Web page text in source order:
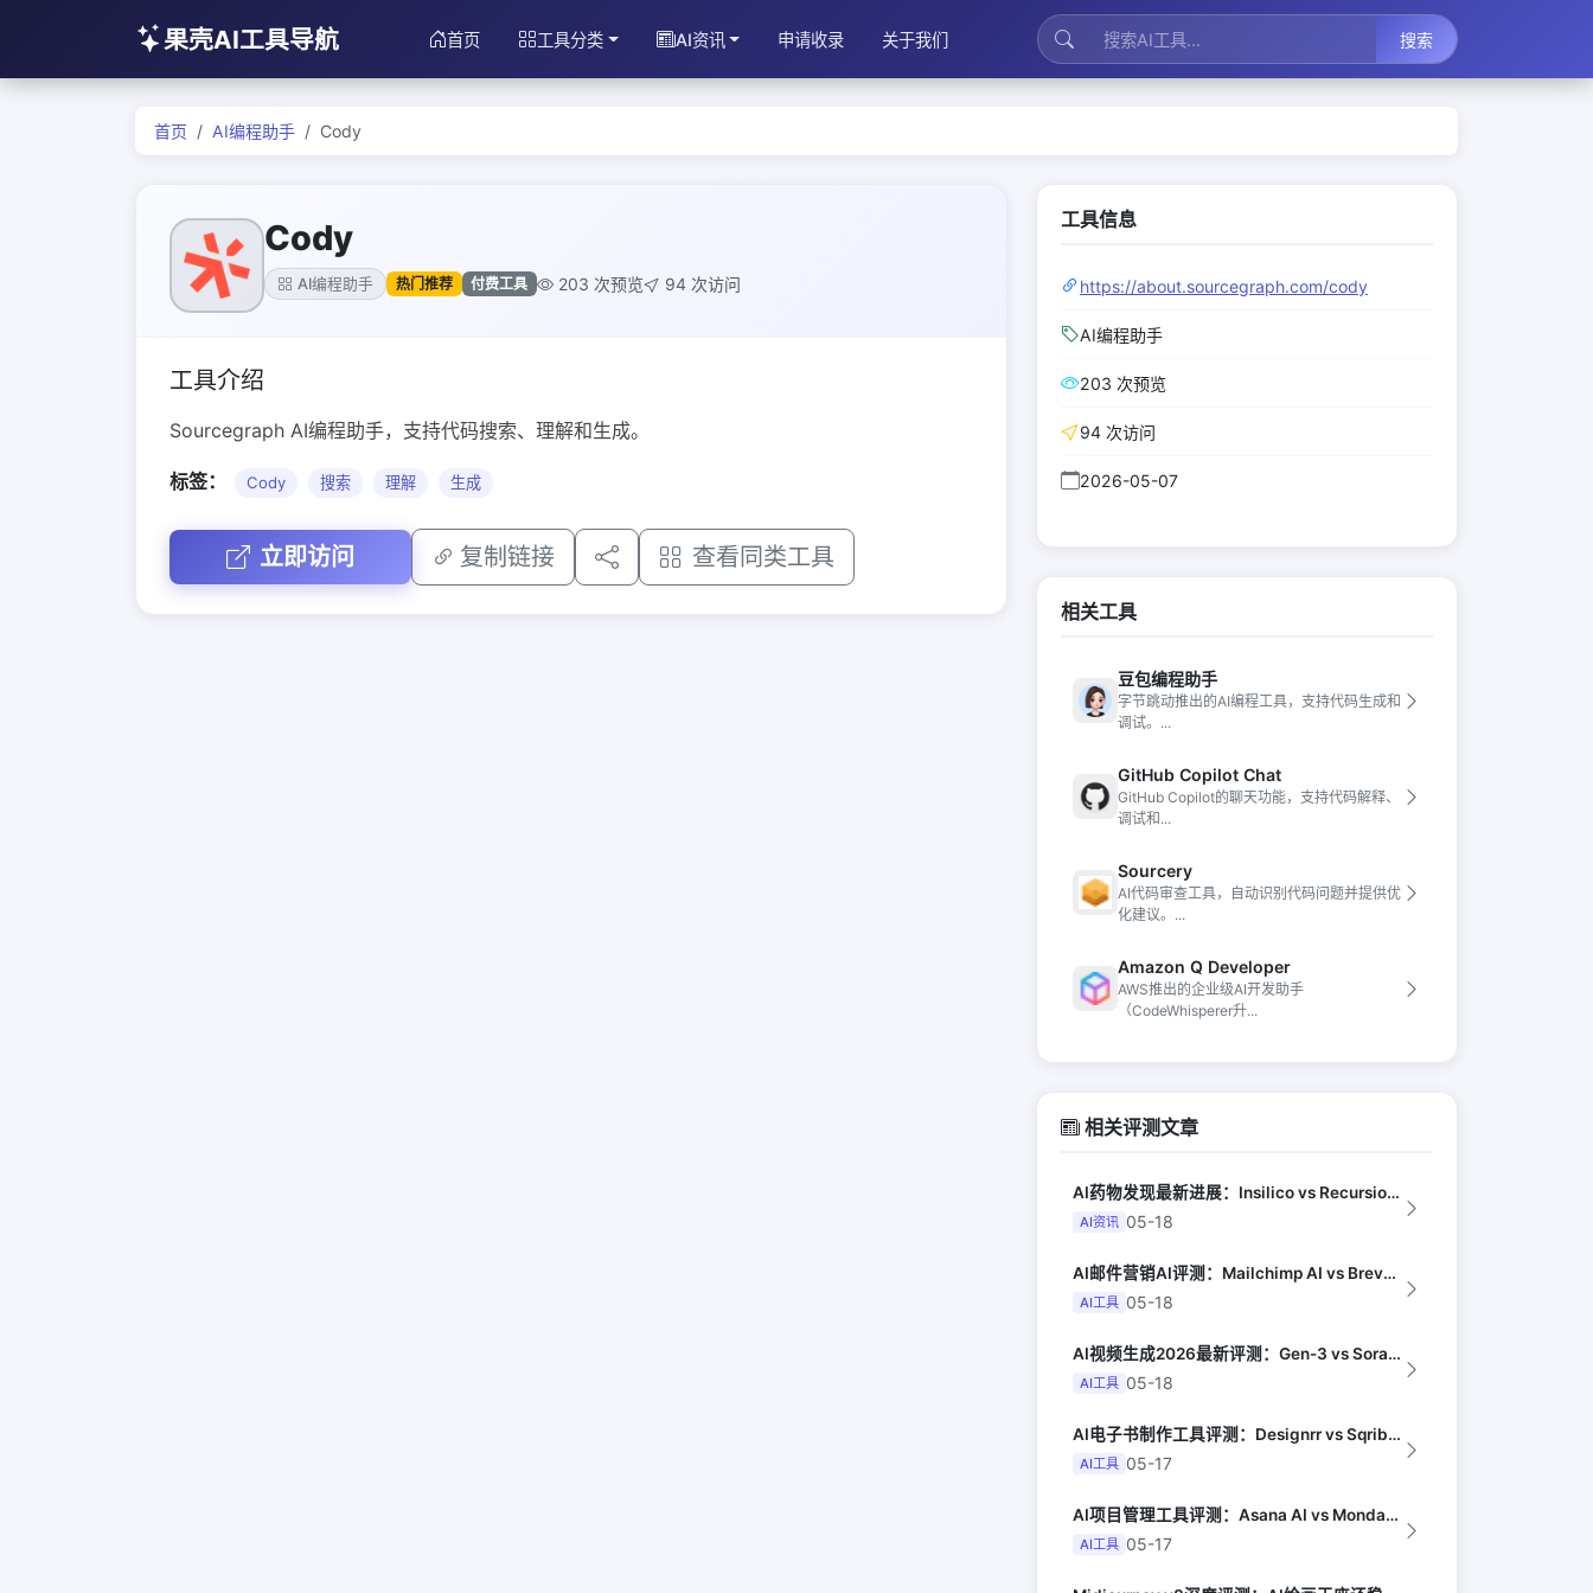
果壳AI工具导航 首页 工具分类 AI资讯 申请收录 关于我们 搜索
首页 AI编程助手 Cody
Cody
AI编程助手 热门推荐 付费工具 203 次预览 94 次访问
工具介绍
Sourcegraph AI编程助手，支持代码搜索、理解和生成。
标签： Cody 搜索 理解 生成
立即访问 复制链接 查看同类工具
工具信息
https://about.sourcegraph.com/cody
AI编程助手
203 次预览
94 次访问
2026-05-07
相关工具
豆包编程助手
字节跳动推出的AI编程工具，支持代码生成和
调试。...
GitHub Copilot Chat
GitHub Copilot的聊天功能，支持代码解释、
调试和...
Sourcery
AI代码审查工具，自动识别代码问题并提供优
化建议。...
Amazon Q Developer
AWS推出的企业级AI开发助手
（CodeWhisperer升...
相关评测文章
AI药物发现最新进展：Insilico vs Recursion vs Isom...
AI资讯 05-18
AI邮件营销AI评测：Mailchimp AI vs Brevo AI vs K...
AI工具 05-18
AI视频生成2026最新评测：Gen-3 vs Sora vs Kling vs...
AI工具 05-18
AI电子书制作工具评测：Designrr vs Sqribble vs Vell...
AI工具 05-17
AI项目管理工具评测：Asana AI vs Monday AI vs Clic...
AI工具 05-17